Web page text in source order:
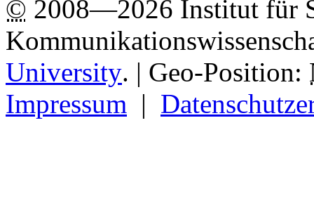
© 2008—2026 Institut für
University. | Geo-Position:
Impressum |